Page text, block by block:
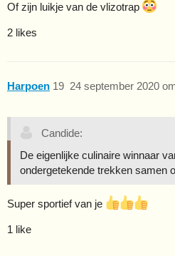
Of zijn luikje van de vlizotrap
2 likes
Harpoen 24 september 2020
19
Candide:
De eigenlijke culinaire winnaar
ondergetekende trekken samen
Super sportief van je
1 like